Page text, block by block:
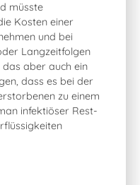
müsste
Kosten einer
und bei
Langzeitfolgen
das aber auch ein
dass es bei der
zu einem
infektiöser Rest-